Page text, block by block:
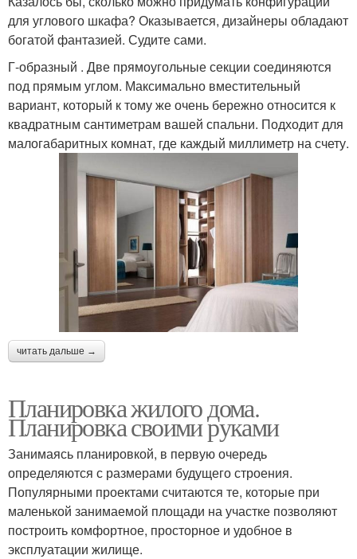
для углового шкафа? Оказывается, дизайнеры обладают
богатой фантазией. Судите сами.
Г-образный . Две прямоугольные секции соединяются
под прямым углом. Максимально вместительный
вариант, который к тому же очень бережно относится к
квадратным сантиметрам вашей спальни. Подходит для
малогабаритных комнат, где каждый миллиметр на счету.
читать дальше →
Планировка жилого дома.
Планировка своими руками
Занимаясь планировкой, в первую очередь
определяются с размерами будущего строения.
Популярными проектами считаются те, которые при
маленькой занимаемой площади на участке позволяют
построить комфортное, просторное и удобное в
эксплуатации жилище.